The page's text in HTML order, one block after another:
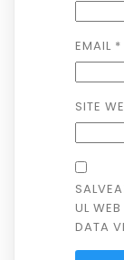
EMAIL *
SITE
UL
DATA